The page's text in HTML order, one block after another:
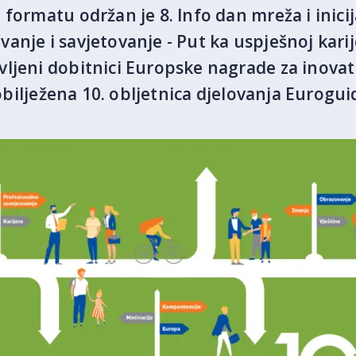
održan je 8. Info dan mreža i
i savjetovanje - Put ka uspješnoj
dobitnici Europske nagrade za
10. obljetnica djelovanja